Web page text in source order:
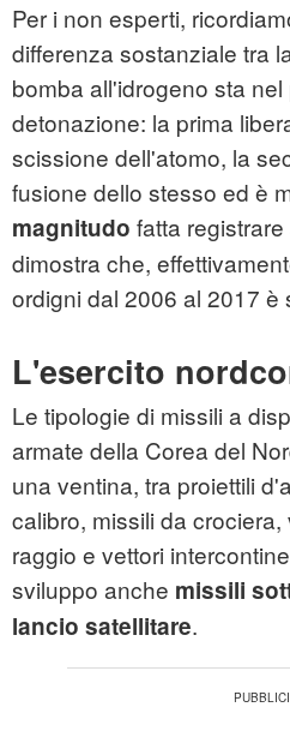
Per i non esperti,
differenza sostanziale tra
bomba all'idrogeno sta
detonazione: la prima
scissione dell'atomo, la
fusione dello stesso ed è
magnitudo fatta
dimostra che,
ordigni dal 2006 al 2017 è
L'esercito
Le tipologie di missili a
armate della Corea del
una ventina, tra proiettili
calibro, missili da
raggio e vettori
sviluppo anche missili
lancio satellitare.